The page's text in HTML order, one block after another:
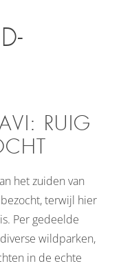
RUIG
het zuiden van
terwijl hier
Per gedeelde
wildparken,
in de echte